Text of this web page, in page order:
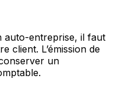
auto-entreprise, il faut
client. L’émission de
un